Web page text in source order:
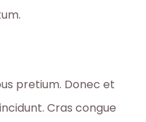
pretium. Donec et
Cras congue